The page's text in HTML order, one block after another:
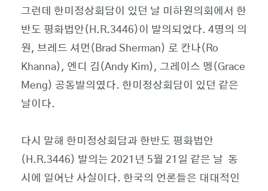
그런데 한미정상회담이 있던 날 미하원의회에서 한
반도 평화법안(H.R.3446)이 발의되었다. 4명의 의
원, 브레드 셔먼(Brad Sherman) 로 칸나(Ro
Khanna), 엔디 김(Andy Kim), 그레이스 멩(Grace
Meng) 공동발의였다. 한미정상회담이 있던 같은
날이다.
다시 말해 한미정상회담과 한반도 평화법안
(H.R.3446) 발의는 2021년 5월 21일 같은 날 동
시에 일어난 사실이다. 한국의 언론들은 대대적인